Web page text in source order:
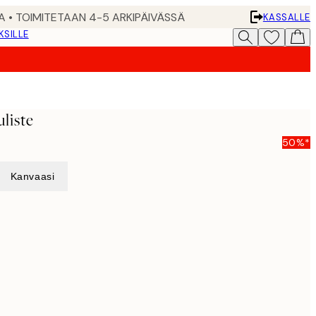
• TOIMITETAAN 4-5 ARKIPÄIVÄSSÄ
KASSALLE
50%*
Kanvaasi